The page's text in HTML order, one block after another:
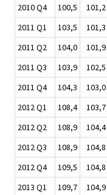
2010 Q4
100,5 101,2
2011 Q1
103,5 101,3
2011 Q2
104,0 101,9
2011 Q3
103,9 102,5
2011 Q4
104,3 103,0
2012 Q1
108,4 103,7
2012 Q2
108,9 104,4
2012 Q3
108,9 104,8
2012 Q4
109,5 104,8
2013 Q1
109,7 104,9